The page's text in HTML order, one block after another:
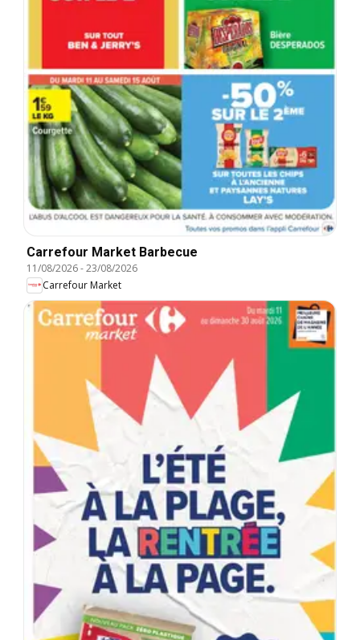
Carrefour Market Barbecue
11/08/2026-23/08/2026
Carrefour Market